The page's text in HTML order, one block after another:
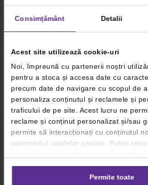
Consimțământ Detalii
Acest site utilizează cookie-uri
Noi, împreună cu partenerii noștri
pentru a stoca și accesa date cu
precum date de navigare cu scopul de
personaliza conținutul și reclamele și
traficului de pe site. Acest lucru ne
reclame și conținut personalizat și/sau
permite să interacționați cu conținutul
intermediul rețelelor sociale. Puteți
consimțământul oricând, făcând click
setările dvs. de cookie-uri.Permite toate